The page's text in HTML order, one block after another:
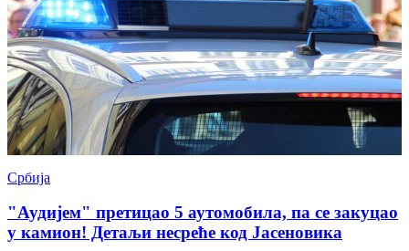
Србија
"Аудијем" претицао 5 аутомобила, па се закуцао
у камион! Детаљи несреће код Јасеновика